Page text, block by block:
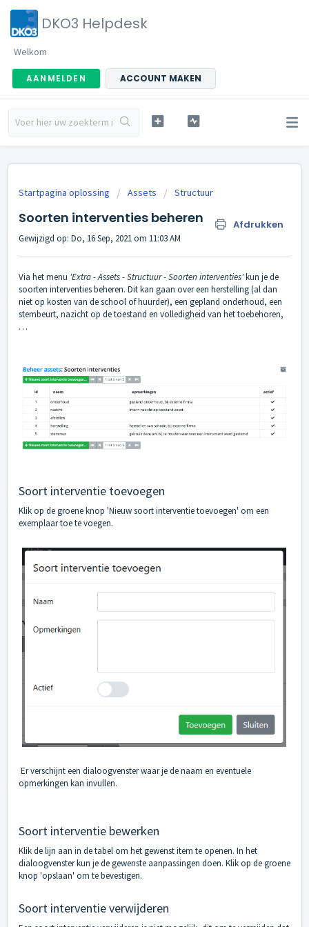
DKO3 Helpdesk
Welkom
AANMELDEN ACCOUNT MAKEN
Startpagina oplossing Assets Structuur
Soorten interventies beheren Afdrukken
Gewijzigd op: Do, 16 Sep, 2021 om 11:03 AM
Via het menu 'Extra - Assets - Structuur - Soorten interventies'kun je de
soorten interventies beheren. Dit kan gaan over een herstelling (al dan
niet op kosten van de school of huurder), een gepland onderhoud, een
stembeurt, nazicht op de toestand en volledigheid van het toebehoren,
…
Soort interventie toevoegen
Klik op de groene knop 'Nieuw soort interventie toevoegen' om een
exemplaar toe te voegen.
Er verschijnt een dialoogvenster waar je de naam en eventuele
opmerkingen kan invullen.
Soort interventie bewerken
Klik de lijn aan in de tabel om het gewenst item te openen. In het
dialoogvenster kun je de gewenste aanpassingen doen. Klik op de groene
knop 'opslaan' om te bevestigen.
Soort interventie verwijderen